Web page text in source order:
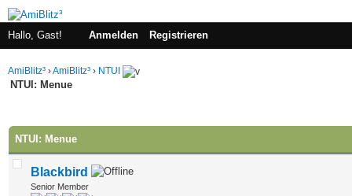
Hallo, Gast! Anmelden Registrieren
AmiBlitz³ ›AmiBlitz³ › NTUI
NTUI: Menue
NTUI: Menue
Blackbird
Senior Member